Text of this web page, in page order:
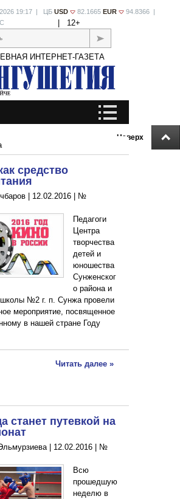
Наверх
19:17 | ЦБ USD 82.1665 EUR
94.8366 |
12+
ИНТЕРНЕТ-ГАЗЕТА
средство
| 12.02.2016 №
Педагоги
Центра
творчества
детей и
юношества
Сунженског
о района и
школы №2 г. п. Сунжа провели
мероприятие, посвященное
в нашей стране Году
Читать далее »
станет путевкой на
| 12.02.2016 №
Всю
прошедшую
неделю в